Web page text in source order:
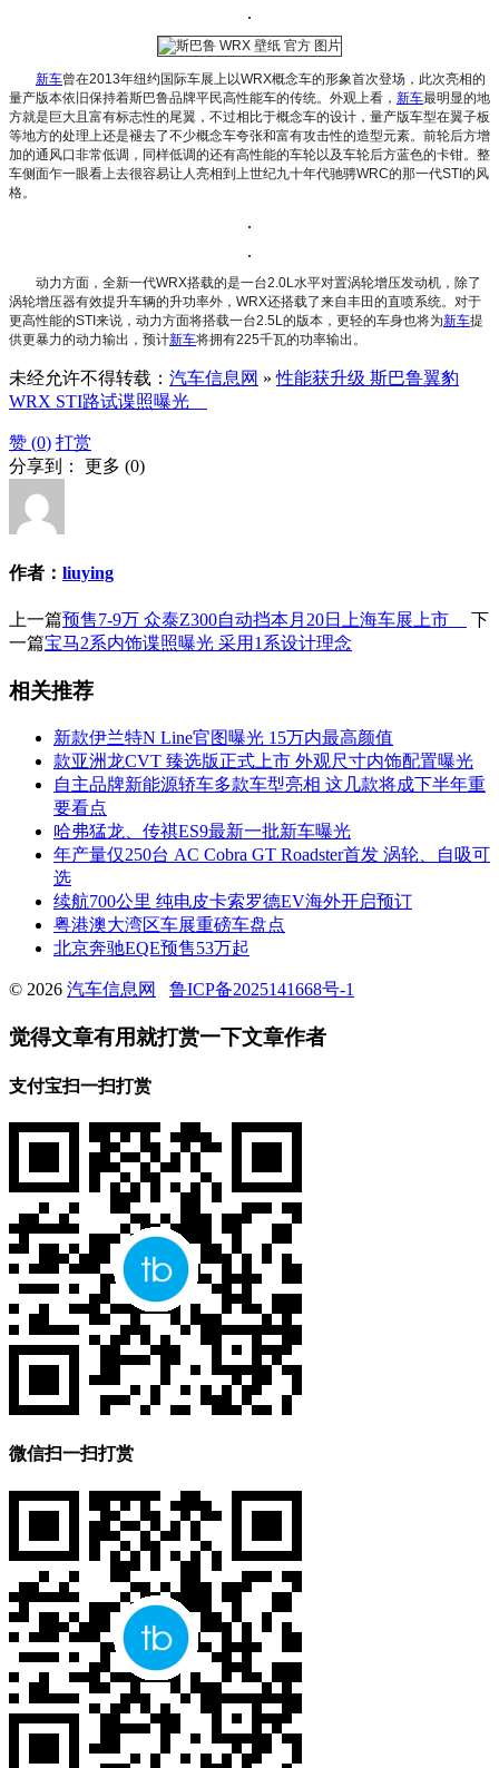
新车曾在2013年纽约国际车展上以WRX概念车的形象首次登场，此次亮相的
量产版本依旧保持着斯巴鲁品牌平民高性能车的传统。外观上看， 新车最明显的地
方就是巨大且富有标志性的尾翼，不过相比于概念车的设计，量产版车型在翼子板
等地方的处理上还是褪去了不少概念车夸张和富有攻击性的造型元素。前轮后方增
加的通风口非常低调，同样低调的还有高性能的车轮以及车轮后方蓝色的卡钳。整
车侧面乍一眼看上去很容易让人亮相到上世纪九十年代驰骋WRC的那一代STI的风
格。
动力方面，全新一代WRX搭载的是一台2.0L水平对置涡轮增压发动机，除了
涡轮增压器有效提升车辆的升功率外，WRX还搭载了来自丰田的直喷系统。对于
更高性能的STI来说，动力方面将搭载一台2.5L的版本，更轻的车身也将为新车提
供更暴力的动力输出，预计新车将拥有225千瓦的功率输出。
未经允许不得转载： 汽车信息网 »性能获升级 斯巴鲁翼豹
WRX STI路试谍照曝光
赞 (0) 打赏
分享到： 更多 (0)
作者： liuying
上一篇预售7-9万 众泰Z300自动挡本月20日上海车展上市
下
一篇宝马2系内饰谍照曝光 采用1系设计理念
相关推荐
新款伊兰特N Line官图曝光 15万内最高颜值
款亚洲龙CVT 臻选版正式上市 外观尺寸内饰配置曝光
自主品牌新能源轿车多款车型亮相 这几款将成下半年重
要看点
哈弗猛龙、传祺ES9最新一批新车曝光
年产量仅250台 AC Cobra GT Roadster首发 涡轮、自吸可
选
续航700公里 纯电皮卡索罗德EV海外开启预订
粤港澳大湾区车展重磅车盘点
北京奔驰EQE预售53万起
© 2026 汽车信息网 鲁ICP备2025141668号-1
觉得文章有用就打赏一下文章作者
支付宝扫一扫打赏
微信扫一扫打赏